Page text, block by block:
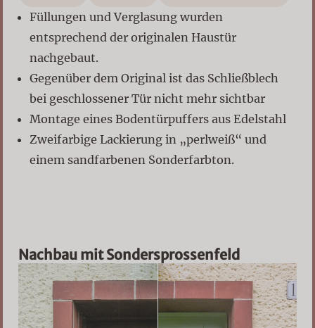
Füllungen und Verglasung wurden
entsprechend der originalen Haustür
nachgebaut.
Gegenüber dem Original ist das Schließblech
bei geschlossener Tür nicht mehr sichtbar
Montage eines Bodentürpuffers aus Edelstahl
Zweifarbige Lackierung in „perlweiß“ und
einem sandfarbenen Sonderfarbton.
Nachbau mit Sondersprossenfeld